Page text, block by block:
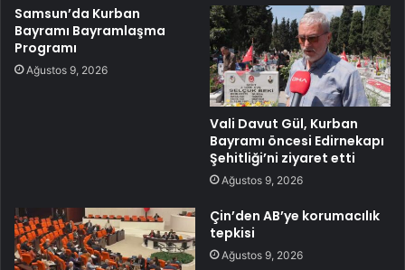
Samsun’da Kurban
Bayramı Bayramlaşma
Programı
Ağustos 9, 2026
Vali Davut Gül, Kurban
Bayramı öncesi Edirnekapı
Şehitliği’ni ziyaret etti
Ağustos 9, 2026
Çin’den AB’ye korumacılık
tepkisi
Ağustos 9, 2026